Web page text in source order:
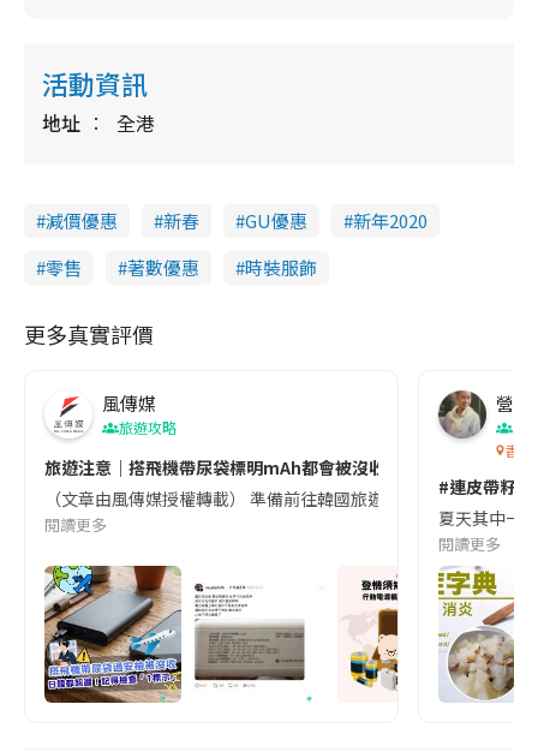
活動資訊
地址 全港
減價優惠 新春 GU優惠
新年2020
零售
著數優惠 時裝服飾
更多真實評價
風傳媒
旅遊攻略
旅遊注意｜搭飛機帶尿袋標明mAh都會被沒收😱出發前切記檢查
（文章由風傳媒授權轉載） 準備前往韓國旅遊的民眾，近期要
閱讀更多
營養
香港
#連皮帶籽
夏天其中一
閱讀更多